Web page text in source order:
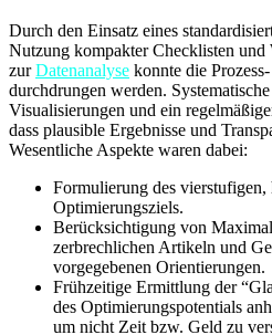
Durch den Einsatz eines
Nutzung kompakter Checklisten und
zurDatenanalyse konnte die
durchdrungen werden.
Visualisierungen und ein
dass plausible Ergebnisse und
Wesentliche Aspekte waren dabei:
Formulierung des vierstufigen,
Optimierungsziels.
Berücksichtigung von
zerbrechlichen Artikeln und
vorgegebenen Orientierungen.
Frühzeitige Ermittlung der
des Optimierungspotentials
um nicht Zeit bzw. Geld zu